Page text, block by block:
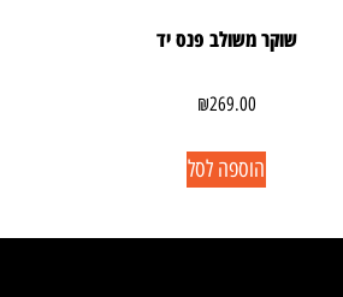
שוקר משולב פנס יד
₪269.00
הוספה לסל